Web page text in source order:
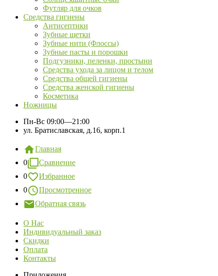
Футляр для очков
Средства гигиены
Антисептики
Зубные щетки
Зубные нити (Флоссы)
Зубные пасты и порошки
Подгузники, пеленки, простыни
Средства ухода за лицом и телом
Средства общей гигиены
Средства женской гигиены
Косметика
Ножницы
Пн-Вс 09:00—21:00
ул. Братиславская, д.16, корп.1
Главная
0
Сравнение
0
Избранное
0
Просмотренное
Обратная связь
О Нас
Индивидуальный заказ
Скидки
Оплата
Контакты